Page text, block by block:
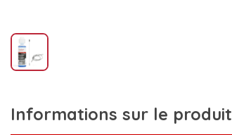
Informations sur le produit